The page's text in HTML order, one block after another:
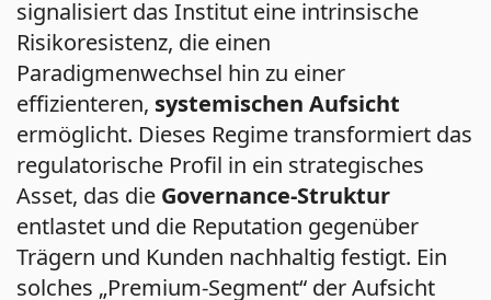
signalisiert das Institut eine intrinsische
Risikoresistenz, die einen
Paradigmenwechsel hin zu einer
effizienteren, systemischen Aufsicht
ermöglicht. Dieses Regime transformiert das
regulatorische Profil in ein strategisches
Asset, das die Governance-Struktur
entlastet und die Reputation gegenüber
Trägern und Kunden nachhaltig festigt. Ein
solches „Premium-Segment“ der Aufsicht